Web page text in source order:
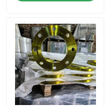
Über uns
Kontakte